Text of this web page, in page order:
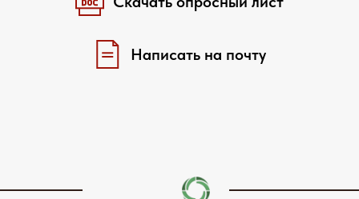
Написать на почту